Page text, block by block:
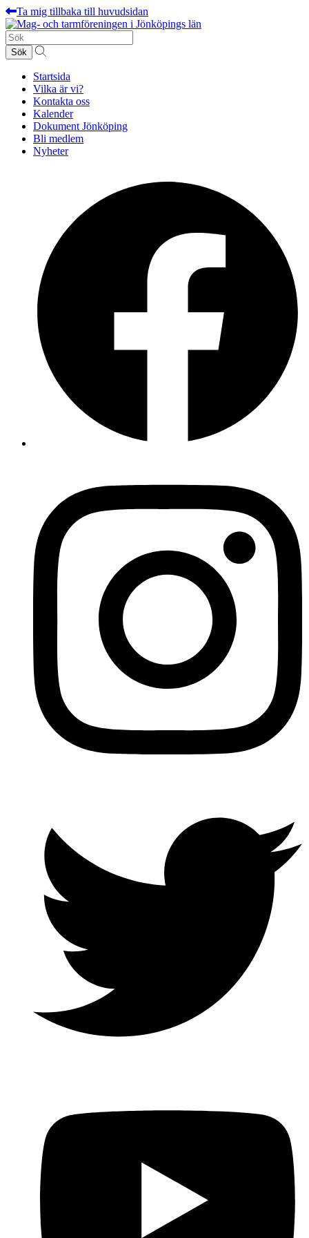
Ta mig tillbaka till huvudsidan
Sök
efter:
Startsida
Vilka är vi?
Kontakta oss
Kalender
Dokument Jönköping
Bli medlem
Nyheter